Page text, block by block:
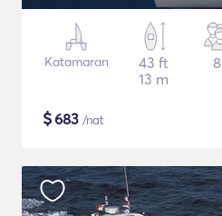
Katamaran
43 ft
13 m
8
$683 /nat